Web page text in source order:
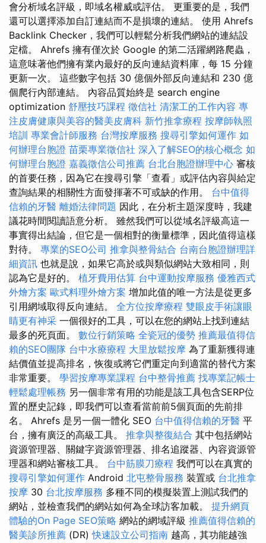
會分析域名評級，即域名權威或評估。 更重要的是，我們
還可以選擇添加自訂連結而不是損壞的連結。 使用 Ahrefs
Backlink Checker，我們可以輕鬆分析我們網站的連結設
定檔。 Ahrefs 擁有僅次於 Google 的第二活躍網路爬蟲，
這意味著他們擁有業內最好的反向連結資料庫，每 15 分鐘
更新一次。 這些數字包括 30 億個外部反向連結和 230 億
個爬行內部連結。 內容品質始終是 search engine
optimization 舒壓技巧課程 徵信社 清潔工的工作內容 專
注皮膚健康與美容的醫美皮膚科 新竹推拿療程 按摩師執照
培訓 專業會計師服務 台灣按摩服務 搜尋引擎如何運作 如
何辦理台胞證 苗栗專業徵信社 深入了解SEO的核心概念 如
何辦理台胞證 嘉義徵信公司推薦 台北台胞證辦理中心 審核
的首要任務，因為它在搜尋引擎「查看」或評估內容與給定
查詢結果的相關性方面發揮著不可或缺的作用。 台中值得
信賴的牙醫 離婚法律問題 因此，在分析主題深度時，我建
議花時間閱讀語意分析。 雖然我們可以從域名評級高這一
事實得出結論，但它是一個相對的衡量標準，因此值得這樣
對待。 專業的SEO公司 推拿與整骨結合 台南台胞證辦理詳
細資訊 也就是說，如果它高於或與類似網站大致相同，則
認為它是好的。 植牙費用估算 台中運動按摩服務 優雅西式
外燴方案 歐式料理外燴方案 增加此值的唯一方法是從更多
引用網域取得反向連結。 全方位按摩療程 雙眼皮手術讓眼
睛更有神采 一個很好的工具，可以在您的網站上找到連結
最多的死頁面。 數位行銷策略 全瓷冠的優勢 推薦最值得信
賴的SEO團隊 台中水療療程 大里放鬆按摩 為了重新獲得連
結價值並提高排名，恢復或將它們重定向到適當的替代方案
非常重要。 學習按摩專業課程 台中整骨推薦 找專業記帳士
輕鬆處理帳務 另一個非常有用的功能是該工具包含SERP位
置的歷史記錄，即我們可以查看當前前5個頁面的先前排
名。 Ahrefs 是另一個一體化 SEO 台中值得信賴的牙醫 平
台，擁有廣泛的高級工具。 推拿與整復結合 其中包括網站
資源管理器、關鍵字資源管理器、排名追蹤器、內容資源管
理器和網站審核工具。 台中筋膜刀療程 我們可以在真實的
搜尋引擎如何運作 Android 北屯整骨服務 裝置或 台北推拿
按摩 30 台北按摩服務 多種不同的模擬裝置上測試我們的
網站，並檢查我們的網站如何為全球訪客加載。 提升網頁
體驗的On Page SEO策略 網站的網域評級 推薦值得信賴的
醫美診所推薦 (DR)快速設立公司指南 越高，其功能越強